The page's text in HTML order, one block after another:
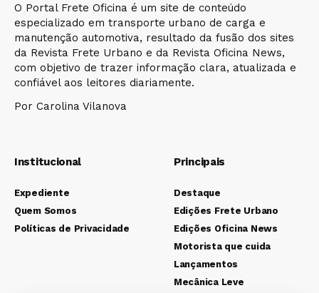
O Portal Frete Oficina é um site de conteúdo
especializado em transporte urbano de carga e
manutenção automotiva, resultado da fusão dos sites
da Revista Frete Urbano e da Revista Oficina News,
com objetivo de trazer informação clara, atualizada e
confiável aos leitores diariamente.
Por Carolina Vilanova
Institucional
Expediente
Quem Somos
Políticas de Privacidade
Principais
Destaque
Edições Frete Urbano
Edições Oficina News
Motorista que cuida
Lançamentos
Mecânica Leve